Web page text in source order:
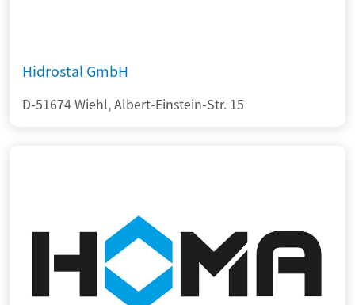
Hidrostal GmbH
D-51674 Wiehl, Albert-Einstein-Str. 15